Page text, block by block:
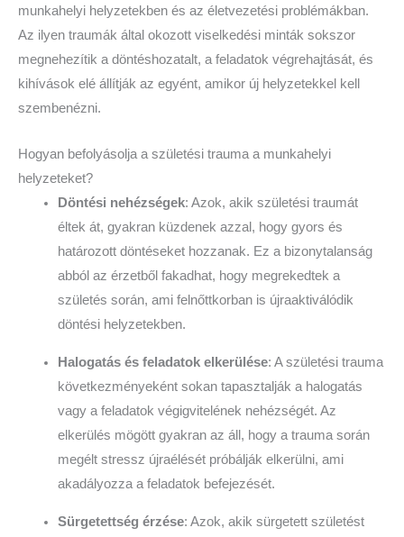
munkahelyi helyzetekben és az életvezetési problémákban.
Az ilyen traumák által okozott viselkedési minták sokszor
megnehezítik a döntéshozatalt, a feladatok végrehajtását, és
kihívások elé állítják az egyént, amikor új helyzetekkel kell
szembenézni.
Hogyan befolyásolja a születési trauma a munkahelyi
helyzeteket?
Döntési nehézségek: Azok, akik születési traumát
éltek át, gyakran küzdenek azzal, hogy gyors és
határozott döntéseket hozzanak. Ez a bizonytalanság
abból az érzetből fakadhat, hogy megrekedtek a
születés során, ami felnőttkorban is újraaktiválódik
döntési helyzetekben.
Halogatás és feladatok elkerülése: A születési trauma
következményeként sokan tapasztalják a halogatás
vagy a feladatok végigvitelének nehézségét. Az
elkerülés mögött gyakran az áll, hogy a trauma során
megélt stressz újraélését próbálják elkerülni, ami
akadályozza a feladatok befejezését.
Sürgetettség érzése: Azok, akik sürgetett születést